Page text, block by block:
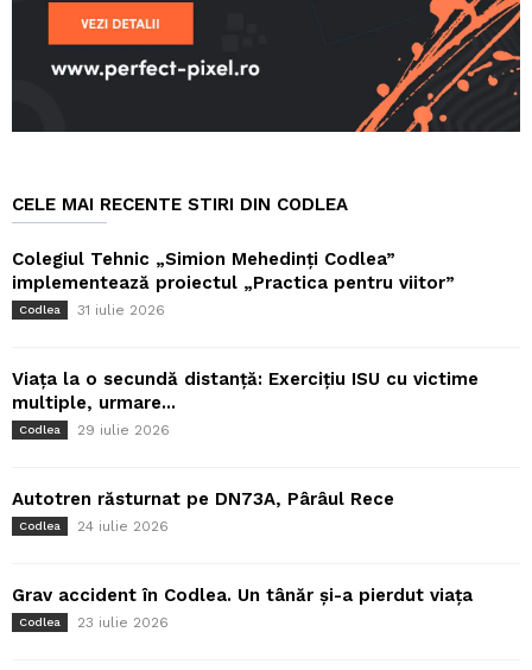
CELE MAI RECENTE STIRI DIN CODLEA
Colegiul Tehnic „Simion Mehedinți Codlea”
implementează proiectul „Practica pentru viitor”
Codlea 31 iulie 2026
Viața la o secundă distanță: Exercițiu ISU cu victime
multiple, urmare...
Codlea 29 iulie 2026
Autotren răsturnat pe DN73A, Pârâul Rece
Codlea 24 iulie 2026
Grav accident în Codlea. Un tânăr și-a pierdut viața
Codlea 23 iulie 2026